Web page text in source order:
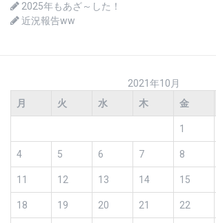
2025年もあざ～した！
近況報告ww
2021年10月
月
火 水 木 金
1
4 5 6 7 8
11 12 13 14 15
18 19 20 21 22